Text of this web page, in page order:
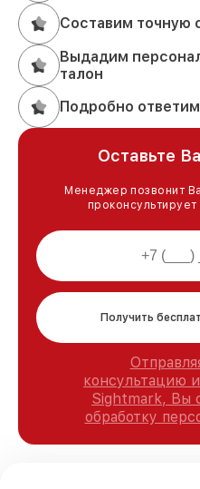
Составим точную
Выдадим
талон
Подробно
Оставьте
Менеджер позвонит
Получить
консультацию
Sightmark, Вы
обработку